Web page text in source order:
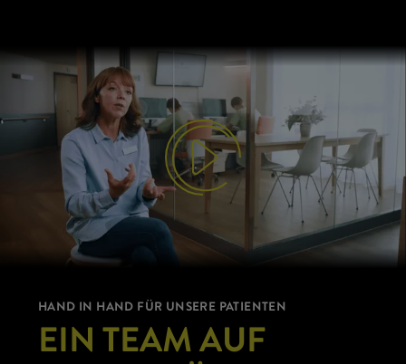
HAND IN HAND FÜR UNSERE PATIENTEN
EIN TEAM AUF